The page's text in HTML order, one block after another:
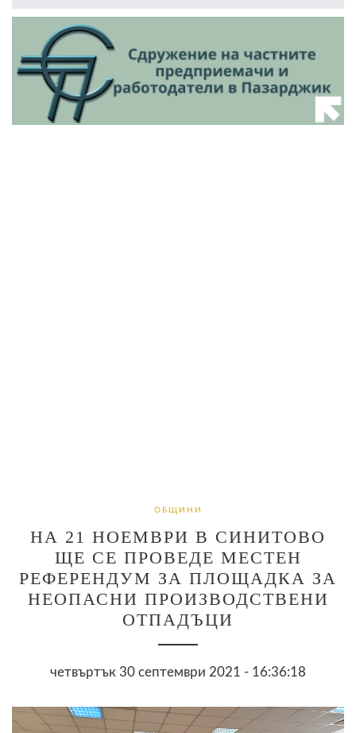
ОБЩИНИ
НА 21 НОЕМВРИ В СИНИТОВО
ЩЕ СЕ ПРОВЕДЕ МЕСТЕН
РЕФЕРЕНДУМ ЗА ПЛОЩАДКА ЗА
НЕОПАСНИ ПРОИЗВОДСТВЕНИ
ОТПАДЪЦИ
четвъртък 30 септември 2021 - 16:36:18